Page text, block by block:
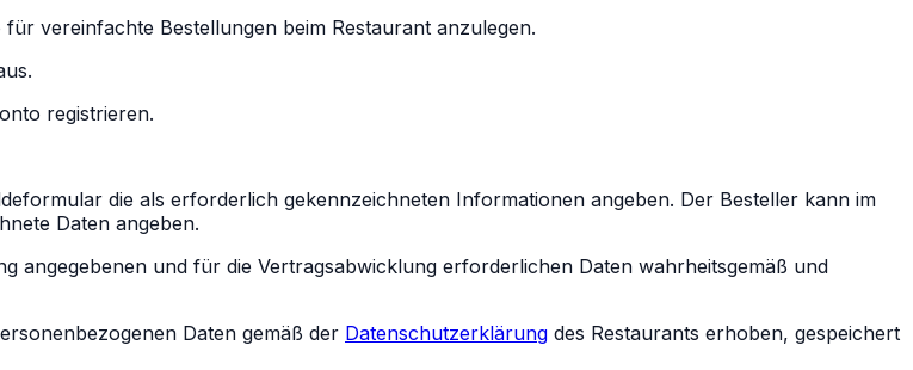
vereinfachte Bestellungen beim Restaurant anzulegen.
registrieren.
die als erforderlich gekennzeichneten Informationen angeben. Der Besteller kann im
Daten angeben.
angegebenen und für die Vertragsabwicklung erforderlichen Daten wahrheitsgemäß und
Daten gemäß der Datenschutzerklärung des Restaurants erhoben, gespeichert